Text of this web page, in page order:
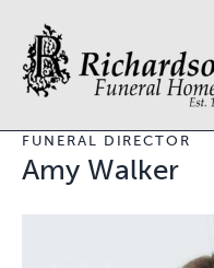
FUNERAL DIRECTOR
Amy Walker